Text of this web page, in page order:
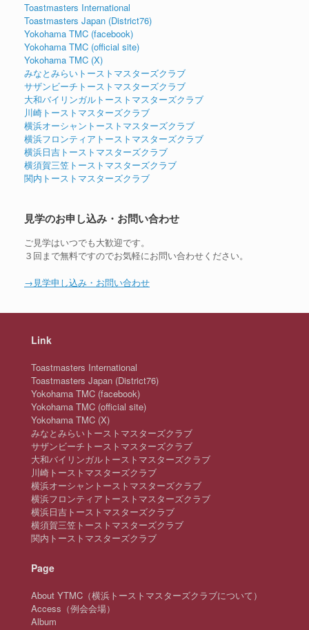
Toastmasters International
Toastmasters Japan (District76)
Yokohama TMC (facebook)
Yokohama TMC (official site)
Yokohama TMC (X)
みなとみらいトーストマスターズクラブ
サザンビーチトーストマスターズクラブ
大和バイリンガルトーストマスターズクラブ
川崎トーストマスターズクラブ
横浜オーシャントーストマスターズクラブ
横浜フロンティアトーストマスターズクラブ
横浜日吉トーストマスターズクラブ
横須賀三笠トーストマスターズクラブ
関内トーストマスターズクラブ
見学のお申し込み・お問い合わせ
ご見学はいつでも大歓迎です。
３回まで無料ですのでお気軽にお問い合わせください。
→見学申し込み・お問い合わせ
Link
Toastmasters International
Toastmasters Japan (District76)
Yokohama TMC (facebook)
Yokohama TMC (official site)
Yokohama TMC (X)
みなとみらいトーストマスターズクラブ
サザンビーチトーストマスターズクラブ
大和バイリンガルトーストマスターズクラブ
川崎トーストマスターズクラブ
横浜オーシャントーストマスターズクラブ
横浜フロンティアトーストマスターズクラブ
横浜日吉トーストマスターズクラブ
横須賀三笠トーストマスターズクラブ
関内トーストマスターズクラブ
Page
About YTMC（横浜トーストマスターズクラブについて）
Access（例会会場）
Album